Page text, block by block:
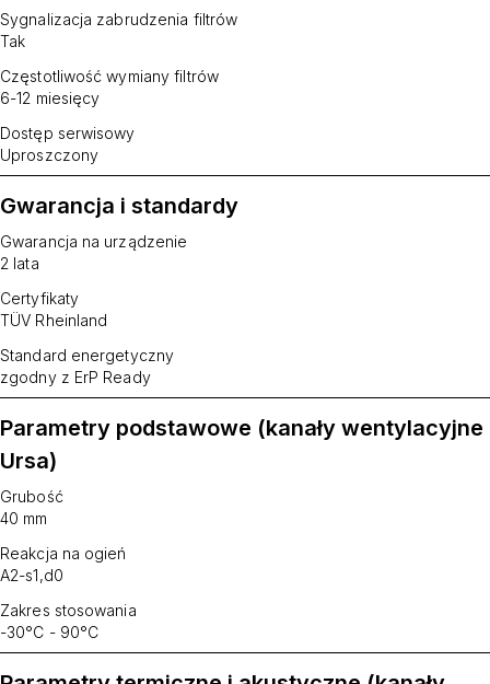
Sygnalizacja zabrudzenia filtrów
Tak
Częstotliwość wymiany filtrów
6-12 miesięcy
Dostęp serwisowy
Uproszczony
Gwarancja i standardy
Gwarancja na urządzenie
2 lata
Certyfikaty
TÜV Rheinland
Standard energetyczny
zgodny z ErP Ready
Parametry podstawowe (kanały wentylacyjne
Ursa)
Grubość
40 mm
Reakcja na ogień
A2-s1,d0
Zakres stosowania
-30°C - 90°C